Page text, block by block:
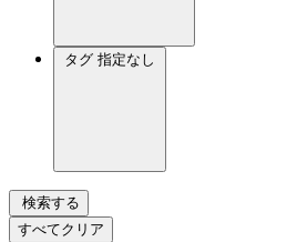
タグ 指定なし
検索する
すべてクリア